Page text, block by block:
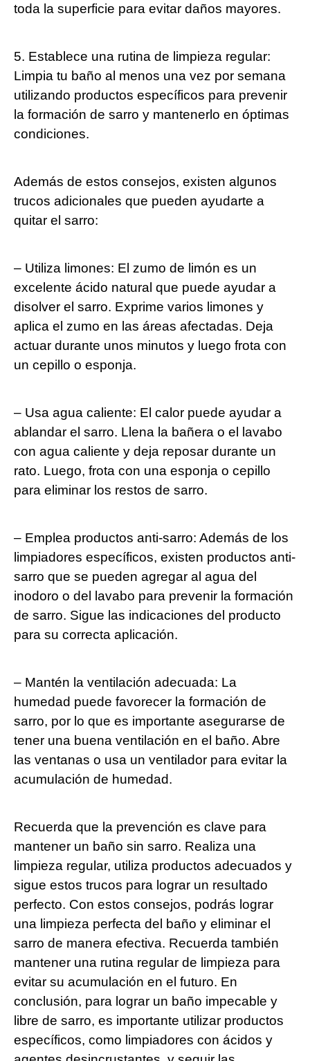
toda la superficie para evitar daños mayores.
5. Establece una rutina de limpieza regular:
Limpia tu baño al menos una vez por semana
utilizando productos específicos para prevenir
la formación de sarro y mantenerlo en óptimas
condiciones.
Además de estos consejos, existen algunos
trucos adicionales que pueden ayudarte a
quitar el sarro:
– Utiliza limones: El zumo de limón es un
excelente ácido natural que puede ayudar a
disolver el sarro. Exprime varios limones y
aplica el zumo en las áreas afectadas. Deja
actuar durante unos minutos y luego frota con
un cepillo o esponja.
– Usa agua caliente: El calor puede ayudar a
ablandar el sarro. Llena la bañera o el lavabo
con agua caliente y deja reposar durante un
rato. Luego, frota con una esponja o cepillo
para eliminar los restos de sarro.
– Emplea productos anti-sarro: Además de los
limpiadores específicos, existen productos anti-
sarro que se pueden agregar al agua del
inodoro o del lavabo para prevenir la formación
de sarro. Sigue las indicaciones del producto
para su correcta aplicación.
– Mantén la ventilación adecuada: La
humedad puede favorecer la formación de
sarro, por lo que es importante asegurarse de
tener una buena ventilación en el baño. Abre
las ventanas o usa un ventilador para evitar la
acumulación de humedad.
Recuerda que la prevención es clave para
mantener un baño sin sarro. Realiza una
limpieza regular, utiliza productos adecuados y
sigue estos trucos para lograr un resultado
perfecto. Con estos consejos, podrás lograr
una limpieza perfecta del baño y eliminar el
sarro de manera efectiva. Recuerda también
mantener una rutina regular de limpieza para
evitar su acumulación en el futuro. En
conclusión, para lograr un baño impecable y
libre de sarro, es importante utilizar productos
específicos, como limpiadores con ácidos y